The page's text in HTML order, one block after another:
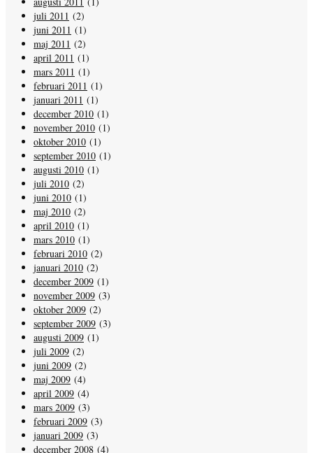
juli 2011 (2)
juni 2011 (1)
maj 2011 (2)
april 2011 (1)
mars 2011 (1)
februari 2011 (1)
januari 2011 (1)
december 2010 (1)
november 2010 (1)
oktober 2010 (1)
september 2010 (1)
augusti 2010 (1)
juli 2010 (2)
juni 2010 (1)
maj 2010 (2)
april 2010 (1)
mars 2010 (1)
februari 2010 (2)
januari 2010 (2)
december 2009 (1)
november 2009 (3)
oktober 2009 (2)
september 2009 (3)
augusti 2009 (1)
juli 2009 (2)
juni 2009 (2)
maj 2009 (4)
april 2009 (4)
mars 2009 (3)
februari 2009 (3)
januari 2009 (3)
december 2008 (4)